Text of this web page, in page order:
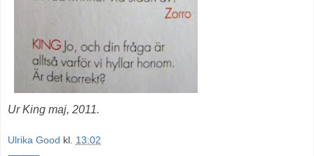
Ur King maj, 2011.
Ulrika Good kl. 13:02